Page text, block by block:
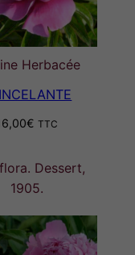
Herbacée
€ TTC
Dessert,
1905.